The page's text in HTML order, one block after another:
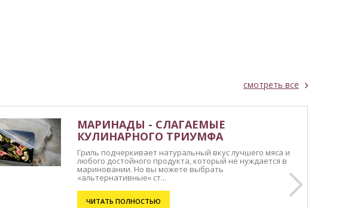
смотреть все
МАРИНАДЫ - СЛАГАЕМЫЕ
КУЛИНАРНОГО ТРИУМФА
Гриль подчеркивает натуральный вкус лучшего мяса и
любого достойного продукта, который не нуждается в
мариновании. Но вы можете выбрать
«альтернативные» ст...
ЧИТАТЬ ПОЛНОСТЬЮ